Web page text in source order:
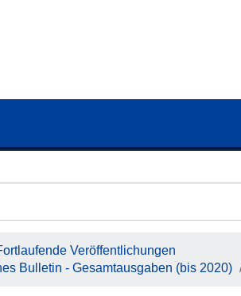
Veröffentlichungen
Bulletin - Gesamtausgaben (bis 2020)